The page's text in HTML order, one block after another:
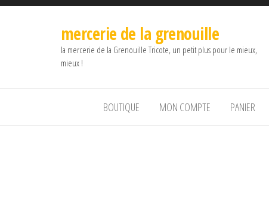
mercerie de la grenouille
la mercerie de la Grenouille Tricote, un petit plus pour le mieux,
mieux !
BOUTIQUE MON COMPTE PANIER